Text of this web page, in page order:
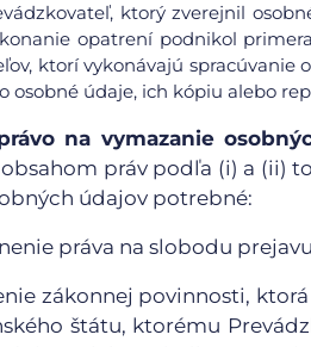
ktorý zverejnil
opatrení podnikol
ktorí vykonávajú spracúvanie
osobné údaje, ich kópiu alebo
na vymazanie
obsahom práv podľa (i) a (ii)
údajov potrebné:
práva na slobodu
zákonnej povinnosti,
štátu, ktorému